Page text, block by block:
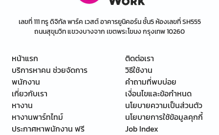
เลขที่ 111 ทรู ดิจิทัล พาร์ค เวสต์ อาคารยูนิคอร์น ชั้น5 ห้องเลขที่ SH555
ถนนสุขุมวิท แขวงบางจาก เขตพระโขนง กรุงเทพ 10260
หน้าแรก
บริการหาคน ช่วยจัดการ
พนักงาน
เกี่ยวกับเรา
หางาน
หางานพาร์ทไทม์
ประกาศหาพนักงาน ฟรี
ติดต่อเรา
วิธีใช้งาน
คำถามที่พบบ่อย
เงื่อนไขและข้อกำหนด
นโยบายความเป็นส่วนตัว
นโยบายการใช้ข้อมูลคุกกี้
Job Index